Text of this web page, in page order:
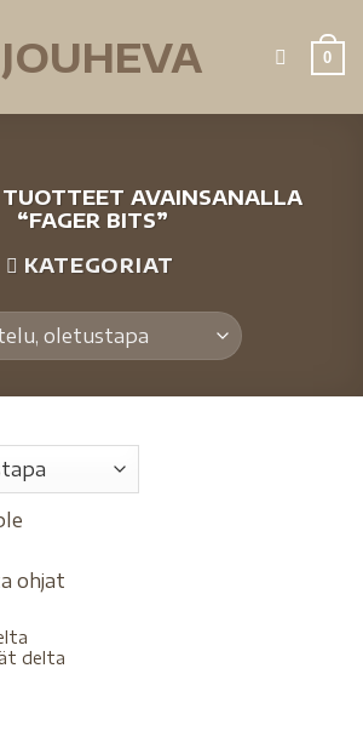
0
TUOTTEET AVAINSANALLA
“FAGER BITS”
KATEGORIAT
delta